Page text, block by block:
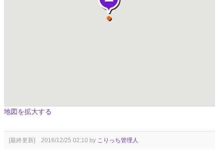
地図を拡大する
[最終更新] 2016/12/25 02:10 by こりっち管理人